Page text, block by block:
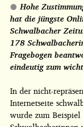
Hohe
hat die jüngste
Schwalbacher
178
Fragebogen
eindeutig zum
In der nicht-
Internetseite
wurde zum